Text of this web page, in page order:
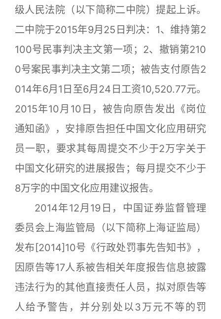
级人民法院（以下简称二中院）提起上诉。
二中院于2015年9月25日判决：1、维持第2
100号民事判决主文第一项；2、撤销第210
0号案民事判决主文第二项；被告支付原告2
014年6月1日至6月24日工资10,520.77元。
2015年10月10日，被告向原告发出《岗位
通知函》，安排原告担任中国文化应用研究
员一职，要求其每周提交不少于2万字关于
中国文化研究的进展报告；每月提交不少于
8万字的中国文化应用建议报告。
2014年12月19日，中国证券监督管理
委员会上海监管局（以下简称上海证监局）
发布[2014]10号《行政处罚事先告知书》，
因原告等17人系被告相关年度报告信息披露
违法行为的其他直接责任人员，拟对原告等
人给予警告，并分别处以3万元不等的罚